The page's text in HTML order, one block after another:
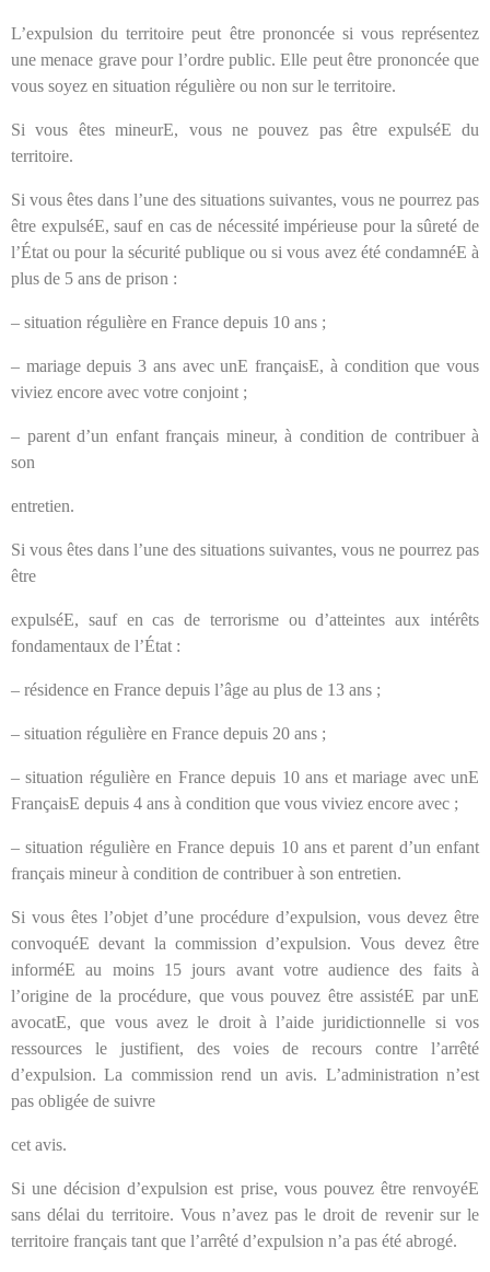
L’expulsion du territoire peut être prononcée si vous représentez
une menace grave pour l’ordre public. Elle peut être prononcée que
vous soyez en situation régulière ou non sur le territoire.
Si vous êtes mineurE, vous ne pouvez pas être expulséE du
territoire.
Si vous êtes dans l’une des situations suivantes, vous ne pourrez pas
être expulséE, sauf en cas de nécessité impérieuse pour la sûreté de
l’État ou pour la sécurité publique ou si vous avez été condamnéE à
plus de 5 ans de prison :
– situation régulière en France depuis 10 ans ;
– mariage depuis 3 ans avec unE françaisE, à condition que vous
viviez encore avec votre conjoint ;
– parent d’un enfant français mineur, à condition de contribuer à
son
entretien.
Si vous êtes dans l’une des situations suivantes, vous ne pourrez pas
être
expulséE, sauf en cas de terrorisme ou d’atteintes aux intérêts
fondamentaux de l’État :
– résidence en France depuis l’âge au plus de 13 ans ;
– situation régulière en France depuis 20 ans ;
– situation régulière en France depuis 10 ans et mariage avec unE
FrançaisE depuis 4 ans à condition que vous viviez encore avec ;
– situation régulière en France depuis 10 ans et parent d’un enfant
français mineur à condition de contribuer à son entretien.
Si vous êtes l’objet d’une procédure d’expulsion, vous devez être
convoquéE devant la commission d’expulsion. Vous devez être
informéE au moins 15 jours avant votre audience des faits à
l’origine de la procédure, que vous pouvez être assistéE par unE
avocatE, que vous avez le droit à l’aide juridictionnelle si vos
ressources le justifient, des voies de recours contre l’arrêté
d’expulsion. La commission rend un avis. L’administration n’est
pas obligée de suivre
cet avis.
Si une décision d’expulsion est prise, vous pouvez être renvoyéE
sans délai du territoire. Vous n’avez pas le droit de revenir sur le
territoire français tant que l’arrêté d’expulsion n’a pas été abrogé.